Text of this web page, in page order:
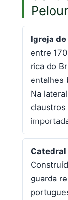
Igreja de
entre
rica do
entalhes
Na
claustros
Catedral
guarda